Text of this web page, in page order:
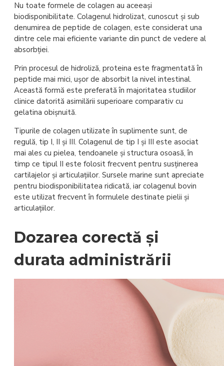
Nu toate formele de colagen au aceeași
biodisponibilitate. Colagenul hidrolizat, cunoscut și sub
denumirea de peptide de colagen, este considerat una
dintre cele mai eficiente variante din punct de vedere al
absorbției.
Prin procesul de hidroliză, proteina este fragmentată în
peptide mai mici, ușor de absorbit la nivel intestinal.
Această formă este preferată în majoritatea studiilor
clinice datorită asimilării superioare comparativ cu
gelatina obișnuită.
Tipurile de colagen utilizate în suplimente sunt, de
regulă, tip I, II și III. Colagenul de tip I și III este asociat
mai ales cu pielea, tendoanele și structura osoasă, în
timp ce tipul II este folosit frecvent pentru susținerea
cartilajelor și articulațiilor. Sursele marine sunt apreciate
pentru biodisponibilitatea ridicată, iar colagenul bovin
este utilizat frecvent în formulele destinate pielii și
articulațiilor.
Dozarea corectă și
durata administrării